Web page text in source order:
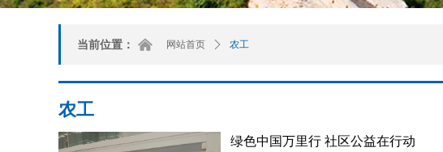
当前位置： 낀 网站首页 ꄲ 农工
绿色中国万里行 社区公益在行动
农工